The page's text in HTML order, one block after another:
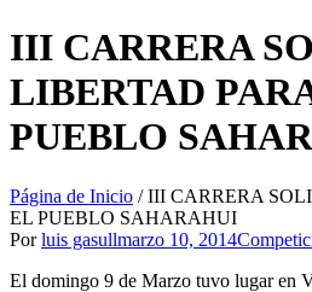
III CARRERA
LIBERTAD
PUEBLO
Página de Inicio /III CARRERA
EL PUEBLO SAHARAHUI
Porluis gasullmarzo 10, 2014
El domingo 9 de Marzo tuvo lugar en